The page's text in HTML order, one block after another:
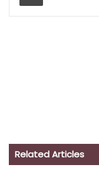
Related Articles